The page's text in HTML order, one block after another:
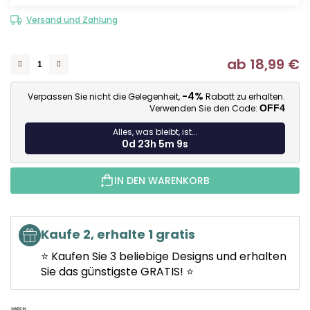
Versand und Zahlung
ab 18,99 €
Verpassen Sie nicht die Gelegenheit, -4% Rabatt zu erhalten.
Verwenden Sie den Code: OFF4
Alles, was bleibt, ist...
0d 23h 5m 9s
IN DEN WARENKORB
Kaufe 2, erhalte 1 gratis
⭐ Kaufen Sie 3 beliebige Designs und erhalten
Sie das günstigste GRATIS! ⭐